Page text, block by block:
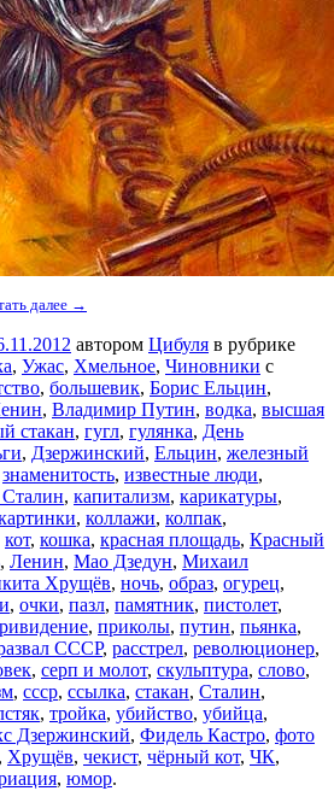
далее →
автором Цибуля в рубрике
, Ужас, Хмельное, Чиновники с
, большевик, Борис Ельцин,
, Владимир Путин, водка, высшая
стакан, гугл, гулянка, День
, Дзержинский, Ельцин, железный
знаменитость, известные люди,
, капитализм, карикатуры,
, коллажи, колпак,
кот, кошка, красная площадь, Красный
, Ленин, Мао Дзедун, Михаил
Хрущёв, ночь, образ, огурец,
, очки, пазл, памятник, пистолет,
, приколы, путин, пьянка,
СССР, расстрел, революционер,
, серп и молот, скульптура, слово,
, ссср, ссылка, стакан, Сталин,
, тройка, убийство, убийца,
Дзержинский, Фидель Кастро, фото
, Хрущёв, чекист, чёрный кот, ЧК,
, юмор.